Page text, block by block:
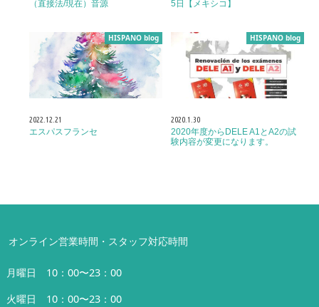
（直接法/現在）音源
5日【メキシコ】
HISPANO blog
2022.12.21
エスパスフランセ
HISPANO blog
2020.1.30
2020年度からDELE A1とA2の試
験内容が変更になります。
オンライン営業時間・スタッフ対応時間
月曜日 10：00〜23：00
火曜日 10：00〜23：00